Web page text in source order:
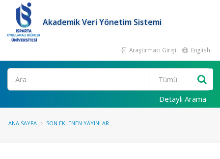
Akademik Veri Yönetim Sistemi
Araştırmacı Girişi English
Ara
Detaylı Arama
ANA SAYFA SON EKLENEN YAYINLAR